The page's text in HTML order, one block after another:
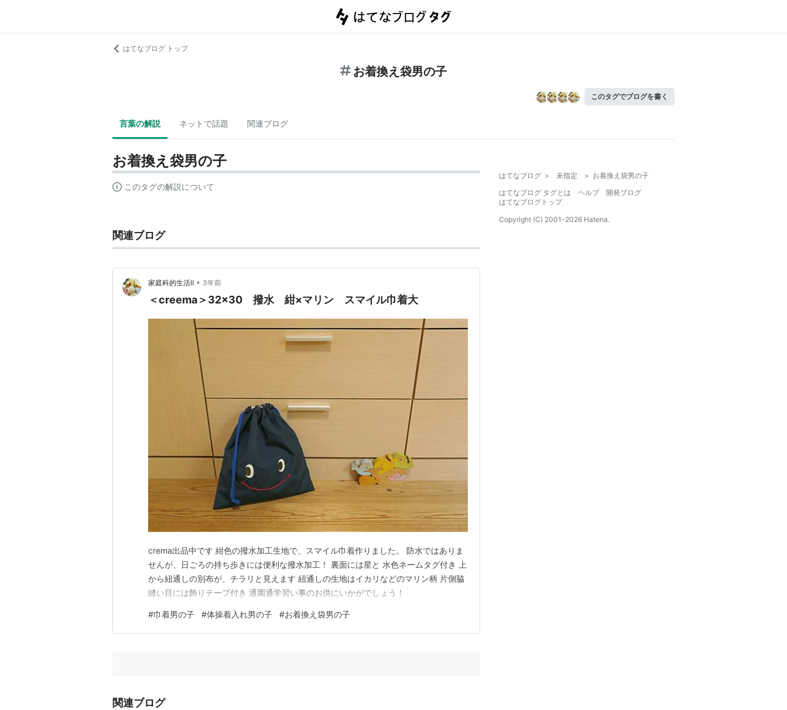
はてなブログ トップ
お着換え袋男の子
このタグでブログを書く
言葉の解説 ネットで話題 関連ブログ
お着換え袋男の子
このタグの解説について
関連ブログ
家庭科的生活Ⅱ • 3年前
＜creema＞32×30 撥水 紺×マリン スマイル巾着大
crema出品中です 紺色の撥水加工生地で、スマイル巾着作りました。 防水ではありま
せんが、日ごろの持ち歩きには便利な撥水加工！ 裏面には星と 水色ネームタグ付き 上
から紐通しの別布が、チラリと見えます 紐通しの生地はイカリなどのマリン柄 片側脇
縫い目には飾りテープ付き 通園通学習い事のお供にいかがでしょう！
#巾着男の子 #体操着入れ男の子 #お着換え袋男の子
関連ブログ
はてなブログ > 未指定 > お着換え袋男の子
はてなブログ タグとは
ヘルプ
開発ブログ
はてなブログトップ
Copyright (C) 2001-2026 Hatena.